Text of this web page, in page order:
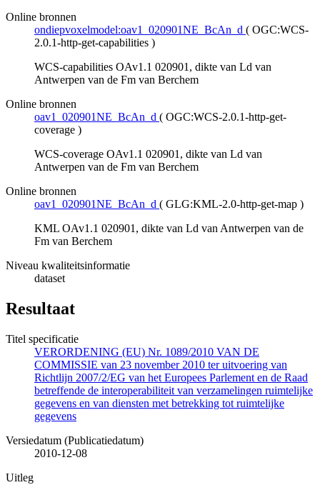
Online bronnen
ondiepvoxelmodel:oav1_020901NE_BcAn_d ( OGC:WCS-
2.0.1-http-get-capabilities )
WCS-capabilities OAv1.1 020901, dikte van Ld van
Antwerpen van de Fm van Berchem
Online bronnen
oav1_020901NE_BcAn_d ( OGC:WCS-2.0.1-http-get-
coverage )
WCS-coverage OAv1.1 020901, dikte van Ld van
Antwerpen van de Fm van Berchem
Online bronnen
oav1_020901NE_BcAn_d ( GLG:KML-2.0-http-get-map )
KML OAv1.1 020901, dikte van Ld van Antwerpen van de
Fm van Berchem
Niveau kwaliteitsinformatie
dataset
Resultaat
Titel specificatie
VERORDENING (EU) Nr. 1089/2010 VAN DE
COMMISSIE van 23 november 2010 ter uitvoering van
Richtlijn 2007/2/EG van het Europees Parlement en de Raad
betreffende de interoperabiliteit van verzamelingen ruimtelijke
gegevens en van diensten met betrekking tot ruimtelijke
gegevens
Versiedatum (Publicatiedatum)
2010-12-08
Uitleg